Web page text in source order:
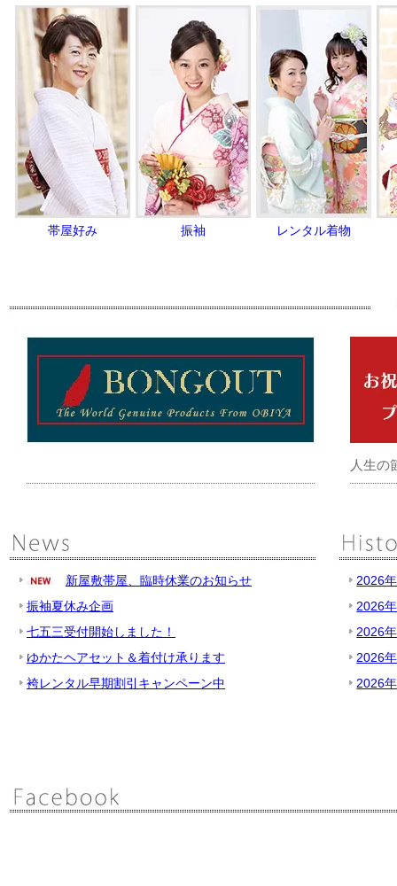
帯屋好み 振袖 レンタル着物
人生の
新屋敷帯屋、臨時休業のお知らせ
振袖夏休み企画
七五三受付開始しました！
ゆかたヘアセット＆着付け承ります
袴レンタル早期割引キャンペーン中
2026
2026
2026
2026
2026